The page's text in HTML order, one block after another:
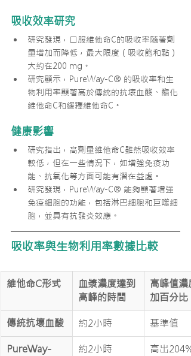
吸收效率研究
研究發現，口服維他命C的吸收率隨著劑
量增加而降低，最大限度（吸收飽和點）
大約在200 mg。
研究顯示，PureWay-C® 的吸收率和生
物利用率顯著高於傳統的抗壞血酸、酯化
維他命C和緩釋維他命C。
健康影響
研究指出，高劑量維他命C雖然吸收效率
較低，但在一些情況下，如增強免疫功
能、抗氧化等方面可能有潛在益處。
研究發現，PureWay-C® 能夠顯著增強
免疫細胞的功能，包括淋巴細胞和巨噬細
胞，並具有抗發炎效應。
吸收率與生物利用率數據比較
維他命C形式
血漿濃度達到
高峰的時間
高峰值濃
加百分比
傳統抗壞血酸 約2小時 基準值
PureWay-
約2小時 高出204%